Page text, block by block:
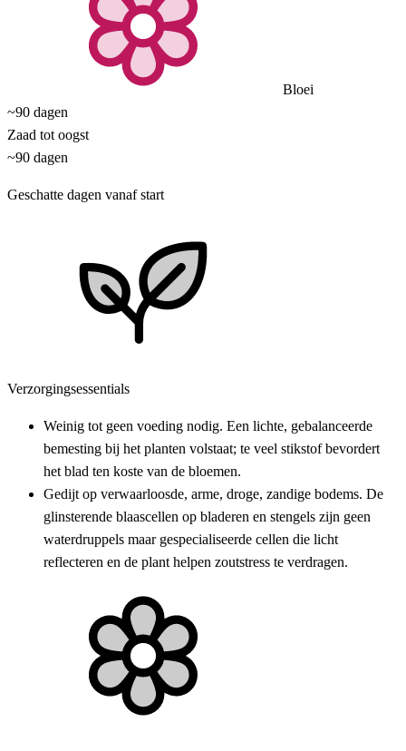
Bloei
~90 dagen
Zaad tot oogst
~90 dagen
Geschatte dagen vanaf start
Verzorgingsessentials
Weinig tot geen voeding nodig. Een lichte, gebalanceerde
bemesting bij het planten volstaat; te veel stikstof bevordert
het blad ten koste van de bloemen.
Gedijt op verwaarloosde, arme, droge, zandige bodems. De
glinsterende blaascellen op bladeren en stengels zijn geen
waterdruppels maar gespecialiseerde cellen die licht
reflecteren en de plant helpen zoutstress te verdragen.